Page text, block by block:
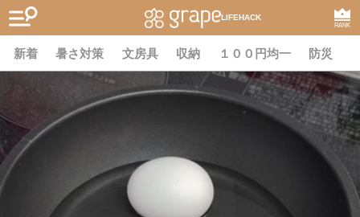
LIFEHACK
RANK
新着 暑さ対策 文房具 収納 １００円均一 防災